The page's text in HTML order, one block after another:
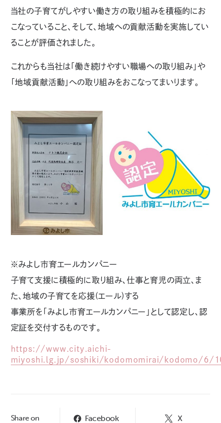
当社の子育てがしやすい働き方の取り組みを積極的にお
こなっていること、そして、地域への貢献活動を実施してい
ることが評価されました。
これからも当社は「働き続けやすい職場への取り組み」や
「地域貢献活動」への取り組みをおこなってまいります。
※みよし市育エールカンパニー
子育て支援に積極的に取り組み、仕事と育児の両立、ま
た、地域の子育てを応援(エール)する
事業所を「みよし市育エールカンパニー」として認定し、認
定証を交付するものです。
https://www.city.aichi-
miyoshi.lg.jp/soshiki/kodomomirai/kodomo/6/
Share on Facebook X